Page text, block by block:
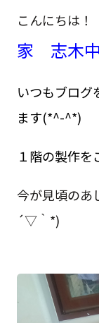
こんにちは！
家 志木
いつもブログ
ます(*^-^*)
１階の製作を
今が見頃のあ
´▽｀*)